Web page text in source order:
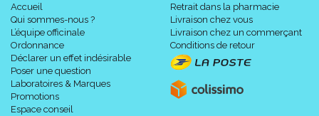
Accueil
Qui sommes-nous ?
L’équipe officinale
Ordonnance
Déclarer un effet indésirable
Poser une question
Laboratoires & Marques
Promotions
Espace conseil
Retrait dans la pharmacie
Livraison chez vous
Livraison chez un commerçant
Conditions de retour